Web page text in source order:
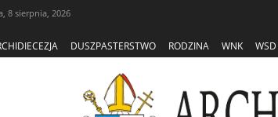
8 sierpnia, 2026
DUSZPASTERSTWO RODZINA WNK WSD